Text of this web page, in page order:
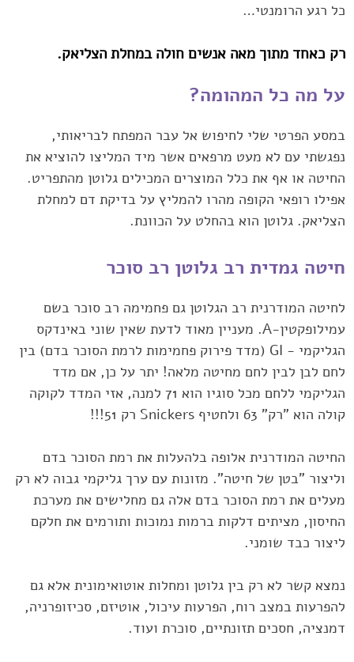
כל רגע הרומנטי…‏
רק כאחד מתוך מאה אנשים חולה במחלת הצליאק. ‏
על מה כל המהומה? ‏
במסע הפרטי שלי לחיפוש אל עבר המפתח לבריאותי,
נפגשתי עם לא מעט מרפאים אשר מיד המליצו ‏להוציא את
החיטה או אף את כלל המוצרים המכילים גלוטן מהתפריט.
אפילו רופאי הקופה מהרו להמליץ ‏על בדיקת דם למחלת
הצליאק. גלוטן הוא בהחלט על הכוונת.‏
חיטה גמדית רב גלוטן רב סוכר
לחיטה המודרנית רב הגלוטן גם פחמימה רב סוכר בשם
עמילופקטין-‏A‏. מעניין מאוד לדעת שאין שוני ‏באינדקס
הגליקמי ‏GI -‎‏ ‏‎)‎מדד פירוק פחמימות לרמת הסוכר בדם) בין
לחם לבן לבין לחם מחיטה מלאה! ‏יתר על כן, אם מדד
הגליקמי ללחם מכל סוגיו הוא 71 למנה, אזי המדד לקוקה
קולה הוא "רק" 63 ולחטיף ‏Snickers‏ רק 51!!!‏
החיטה המודרנית אלופה בלהעלות את רמת הסוכר בדם
וליצור "בטן של חיטה". מזונות עם ערך גליקמי ‏גבוה לא רק
מעלים את רמת הסוכר בדם אלה גם מחלישים את מערכת
החיסון, מציתים דלקות ברמות ‏נמוכות ותורמים את חלקם
ליצור כבד שומני.‏
נמצא קשר לא רק בין גלוטן ומחלות אוטואימונית ‏אלא גם
להפרעות במצב רוח, הפרעות עיכול, אוטיזם, ‏סכיזופרניה,
דמנציה, חסכים תזונתיים, סוכרת ועוד.‏